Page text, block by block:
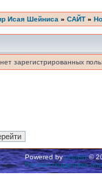
Исая Шейниса » САЙТ »
зарегистрированных
Powered byphpBB©
Русская поддержка